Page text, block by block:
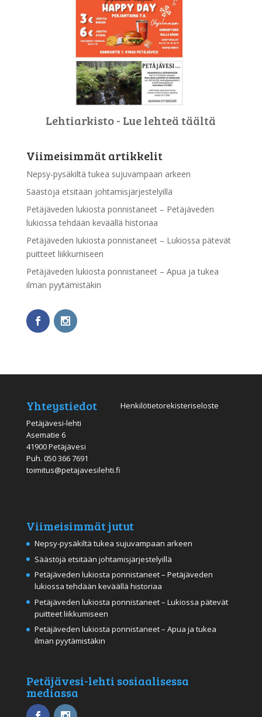
Lehtiarkisto - Lue lehteä täältä
Viimeisimmät artikkelit
Nepsy-pysäkiltä tukea sujuvampaan arkeen
Säästöjä etsitään johtamisjärjestelyillä
Petäjäveden lukiosta ponnistaneet – Petäjäveden
lukiossa tehdään keväällä historiaa
Petäjäveden lukiosta ponnistaneet – Lukiossa pätevät
puitteet liikkumiseen
Petäjäveden lukiosta ponnistaneet – Apua ja tukea
ilman pyytämistäkin
Yhteystiedot
Petäjävesi-lehti
Asematie 6
41900 Petäjävesi
Puh. 050 366 7691
toimitus@petajavesilehti.fi
Henkilötietorekisteriseloste
Viimeisimmät jutut
Nepsy-pysäkiltä tukea sujuvampaan arkeen
Säästöjä etsitään johtamisjärjestelyillä
Petäjäveden lukiosta ponnistaneet – Petäjäveden
lukiossa tehdään keväällä historiaa
Petäjäveden lukiosta ponnistaneet – Lukiossa pätevät
puitteet liikkumiseen
Petäjäveden lukiosta ponnistaneet – Apua ja tukea
ilman pyytämistäkin
Petäjävesi-lehti sosiaalisessa
mediassa